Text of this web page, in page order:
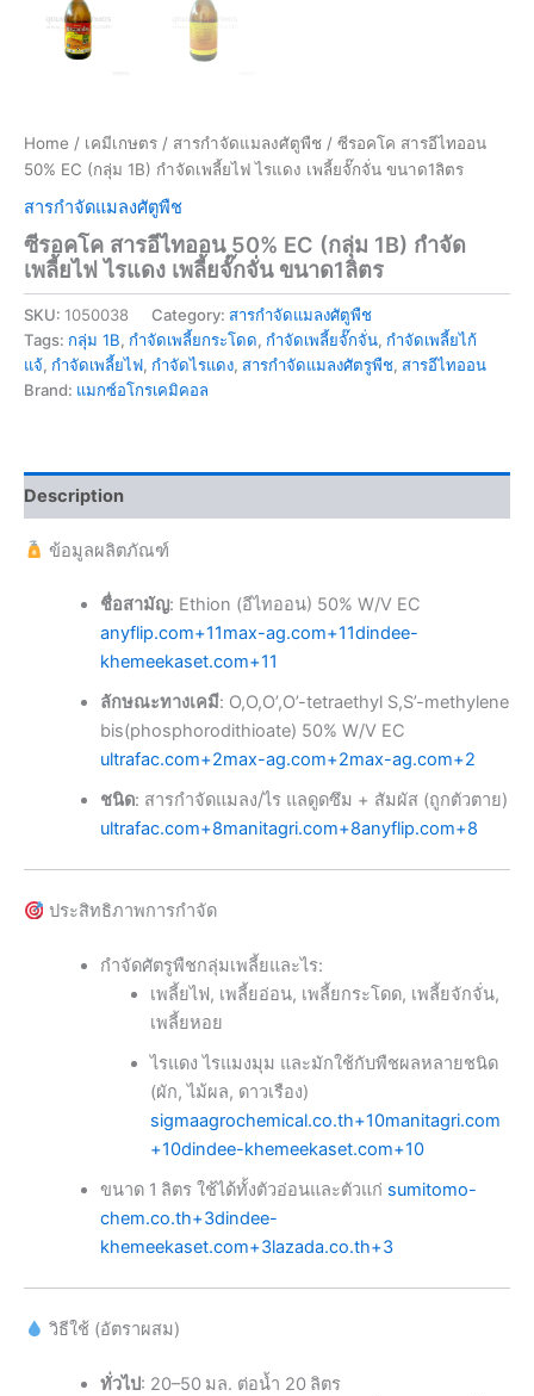
Home / เคมีเกษตร / สารกำจัดแมลงศัตูพืช / ซีรอคโค สารอีไทออน
50% EC (กลุ่ม 1B) กำจัดเพลี้ยไฟ ไรแดง เพลี้ยจั๊กจั่น ขนาด1ลิตร
สารกำจัดแมลงศัตูพืช
ซีรอคโค สารอีไทออน 50% EC (กลุ่ม 1B) กำจัด
เพลี้ยไฟ ไรแดง เพลี้ยจั๊กจั่น ขนาด1ลิตร
SKU: 1050038 Category: สารกำจัดแมลงศัตูพืช
Tags: กลุ่ม 1B, กำจัดเพลี้ยกระโดด, กำจัดเพลี้ยจั๊กจั่น, กำจัดเพลี้ยไก้
แจ้, กำจัดเพลี้ยไฟ, กำจัดไรแดง, สารกำจัดแมลงศัตรูพืช, สารอีไทออน
Brand: แมกซ์อโกรเคมิคอล
Description
ข้อมูลผลิตภัณฑ์
ชื่อสามัญ: Ethion (อีไทออน) 50% W/V EC
anyflip.com+11max-ag.com+11dindee-
khemeekaset.com+11
ลักษณะทางเคมี: O,O,O’,O’-tetraethyl S,S’-methylene
bis(phosphorodithioate) 50% W/V EC
ultrafac.com+2max-ag.com+2max-ag.com+2
ชนิด: สารกำจัดแมลง/ไร แลดูดซึม + สัมผัส (ถูกตัวตาย)
ultrafac.com+8manitagri.com+8anyflip.com+8
ประสิทธิภาพการกำจัด
กำจัดศัตรูพืชกลุ่มเพลี้ยและไร:
เพลี้ยไฟ, เพลี้ยอ่อน, เพลี้ยกระโดด, เพลี้ยจักจั่น,
เพลี้ยหอย
ไรแดง ไรแมงมุม และมักใช้กับพืชผลหลายชนิด
(ผัก, ไม้ผล, ดาวเรือง)
sigmaagrochemical.co.th+10manitagri.com
+10dindee-khemeekaset.com+10
ขนาด 1 ลิตร ใช้ได้ทั้งตัวอ่อนและตัวแก่ sumitomo-
chem.co.th+3dindee-
khemeekaset.com+3lazada.co.th+3
วิธีใช้ (อัตราผสม)
ทั่วไป: 20–50 มล. ต่อน้ำ 20 ลิตร